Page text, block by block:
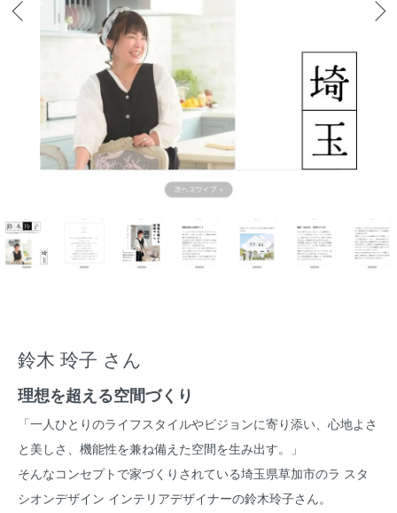
鈴木 玲子 さん
理想を超える空間づくり
「一人ひとりのライフスタイルやビジョンに寄り添い、心地よさ
と美しさ、機能性を兼ね備えた空間を生み出す。」
そんなコンセプトで家づくりされている埼玉県草加市のラ スタ
シオンデザイン インテリアデザイナーの鈴木玲子さん。